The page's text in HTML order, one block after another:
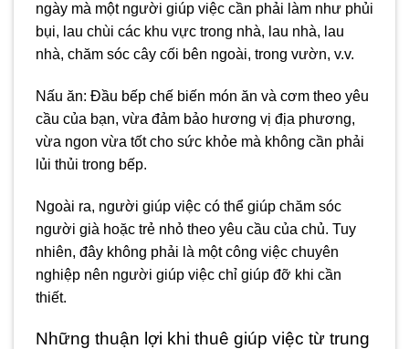
ngày mà một người giúp việc cần phải làm như phủi
bụi, lau chùi các khu vực trong nhà, lau nhà, lau
nhà, chăm sóc cây cối bên ngoài, trong vườn, v.v.
Nấu ăn: Đầu bếp chế biến món ăn và cơm theo yêu
cầu của bạn, vừa đảm bảo hương vị địa phương,
vừa ngon vừa tốt cho sức khỏe mà không cần phải
lủi thủi trong bếp.
Ngoài ra, người giúp việc có thể giúp chăm sóc
người già hoặc trẻ nhỏ theo yêu cầu của chủ. Tuy
nhiên, đây không phải là một công việc chuyên
nghiệp nên người giúp việc chỉ giúp đỡ khi cần
thiết.
Những thuận lợi khi thuê giúp việc từ trung